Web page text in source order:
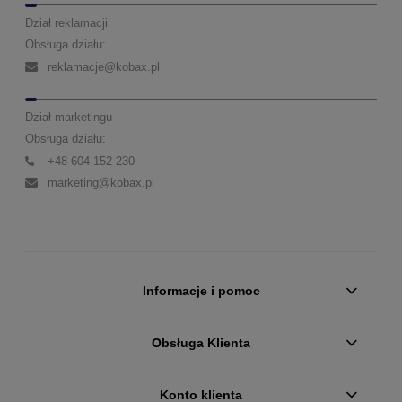
Dział reklamacji
Obsługa działu:
reklamacje@kobax.pl
Dział marketingu
Obsługa działu:
+48 604 152 230
marketing@kobax.pl
Informacje i pomoc
Obsługa Klienta
Konto klienta